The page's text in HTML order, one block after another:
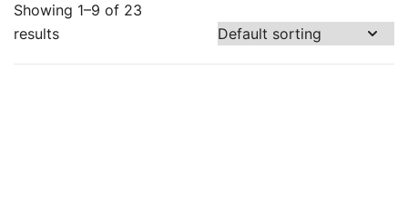
Showing 1–9 of 23
results